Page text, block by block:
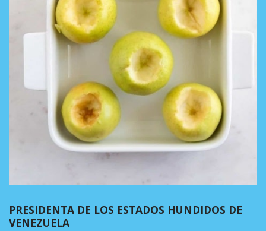
PRESIDENTA DE LOS ESTADOS HUNDIDOS DE
VENEZUELA